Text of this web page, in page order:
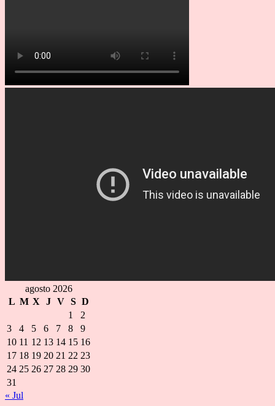
agosto 2026
L M X J V S D
1
2
3
4 5 6 7 8
9
10 11 12 13 14 15 16
17 18 19 20 21 22 23
24 25 26 27 28 29 30
31
« Jul